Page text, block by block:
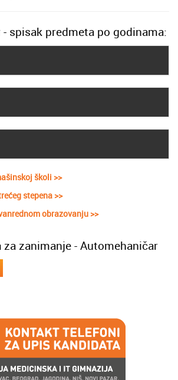
spisak predmeta po godinama:
školi >>
stepena >>
obrazovanju >>
za zanimanje - Automehaničar